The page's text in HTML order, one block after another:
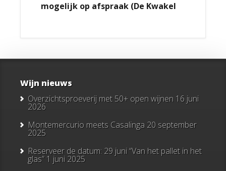
mogelijk op afspraak (De Kwakel
Wijn nieuws
Overzichtsproeverij met 50+ open wijnen 16 juni
2026
Montemercurio meets Casalinga 20 september
2025
Reserveer de datum: 29 juni “Van het pallet in het
glas” 1 juni 2025